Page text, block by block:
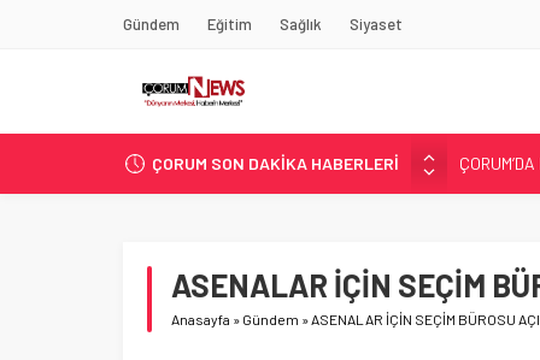
Gündem Eğitim Sağlık Siyaset
ÇORUM SON DAKİKA HABERLERİ
ASLAN,
SIR
ÇATIDAN
ASENALAR İÇİN SEÇİM
Anasayfa » Gündem »ASENALAR İÇİN SEÇİM BÜROSU